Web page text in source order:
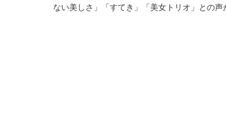
ない美しさ」「すてき」「美女トリオ」との声